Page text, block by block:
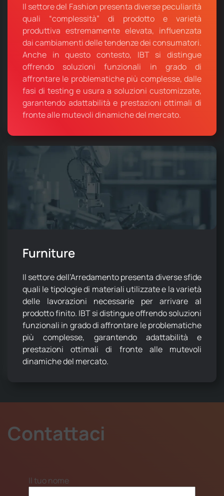
Il settore del Fashion presenta diverse peculiarità
quali “complessità” di prodotto e varietà
produttiva estremamente elevata, influenzata
dai cambiamenti delle tendenze dei consumatori.
Anche in questo contesto, IBT si distingue
offrendo soluzioni funzionali in grado di
affrontare le problematiche più complesse, dalle
fasi di testing e usura a soluzioni customizzate,
garantendo adattabilità e prestazioni ottimali di
fronte alle mutevoli dinamiche del mercato.
Furniture
Il settore dell’Arredamento presenta diverse sfide
quali le tipologie di materiali utilizzate e la varietà
delle lavorazioni necessarie per arrivare al
prodotto finito. IBT si distingue offrendo soluzioni
funzionali in grado di affrontare le problematiche
più complesse, garantendo adattabilità e
prestazioni ottimali di fronte alle mutevoli
dinamiche del mercato.
Contattaci
Il tuo nome